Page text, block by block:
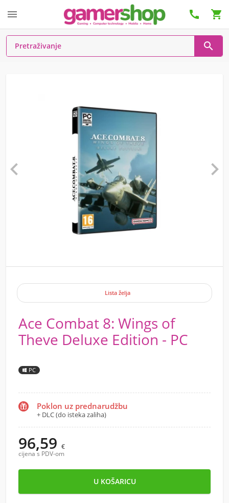
  

 
Lista želja
Ace Combat 8: Wings of
Theve Deluxe Edition - PC
PC
Poklon uz prednarudžbu
+ DLC (do isteka zaliha)
96,59 €
cijena s PDV-om